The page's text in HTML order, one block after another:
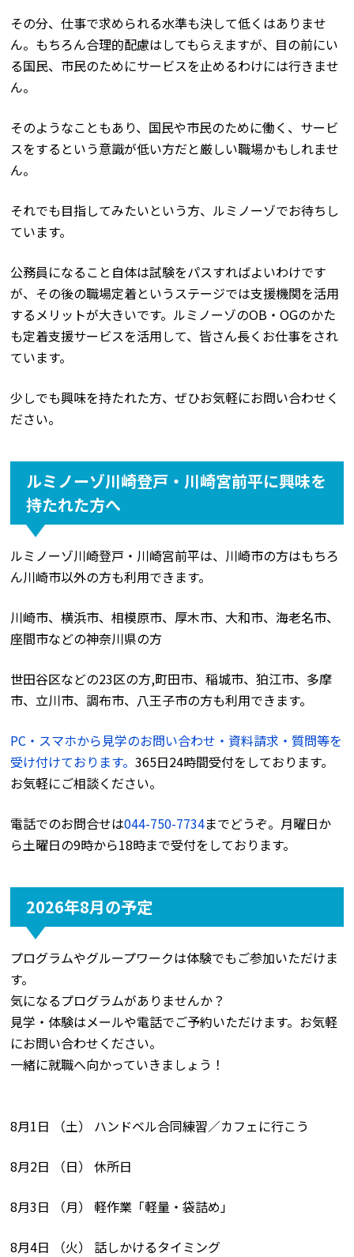
その分、仕事で求められる水準も決して低くはありませ
ん。もちろん合理的配慮はしてもらえますが、目の前にい
る国民、市民のためにサービスを止めるわけには行きませ
ん。
そのようなこともあり、国民や市民のために働く、サービ
スをするという意識が低い方だと厳しい職場かもしれませ
ん。
それでも目指してみたいという方、ルミノーゾでお待ちし
ています。
公務員になること自体は試験をパスすればよいわけです
が、その後の職場定着というステージでは支援機関を活用
するメリットが大きいです。ルミノーゾのOB・OGのかた
も定着支援サービスを活用して、皆さん長くお仕事をされ
ています。
少しでも興味を持たれた方、ぜひお気軽にお問い合わせく
ださい。
ルミノーゾ川崎登戸・川崎宮前平に興味を
持たれた方へ
ルミノーゾ川崎登戸・川崎宮前平は、川崎市の方はもちろ
ん川崎市以外の方も利用できます。
川崎市、横浜市、相模原市、厚木市、大和市、海老名市、
座間市などの神奈川県の方
世田谷区などの23区の方,町田市、稲城市、狛江市、多摩
市、立川市、調布市、八王子市の方も利用できます。
PC・スマホから見学のお問い合わせ・資料請求・質問等を
受け付けております。365日24時間受付をしております。
お気軽にご相談ください。
電話でのお問合せは044-750-7734までどうぞ。月曜日か
ら土曜日の9時から18時まで受付をしております。
2026年8月の予定
プログラムやグループワークは体験でもご参加いただけま
す。
気になるプログラムがありませんか？
見学・体験はメールや電話でご予約いただけます。お気軽
にお問い合わせください。
一緒に就職へ向かっていきましょう！
8月1日 （土） ハンドベル合同練習／カフェに行こう
8月2日 （日） 休所日
8月3日 （月） 軽作業「軽量・袋詰め」
8月4日 （火） 話しかけるタイミング